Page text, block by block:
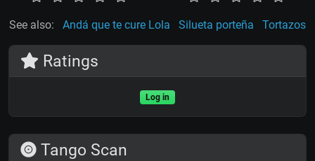
See also: Andá que te cure Lola Silueta porteña Tortazos
Ratings
Log in
Tango Scan